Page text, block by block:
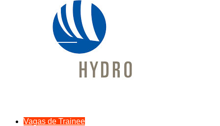
Vagas de Trainee